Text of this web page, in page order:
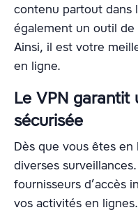
contenu partout dans
également un outil
Ainsi, il est votre
en ligne.
Le VPN garantit
sécurisée
Dès que vous êtes
diverses
fournisseurs d’accès
vos activités en